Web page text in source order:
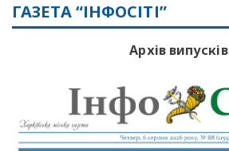
ГАЗЕТА “ІНФОСІТІ”
Архів випусків